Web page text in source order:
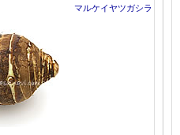
マルケイヤツガシラ